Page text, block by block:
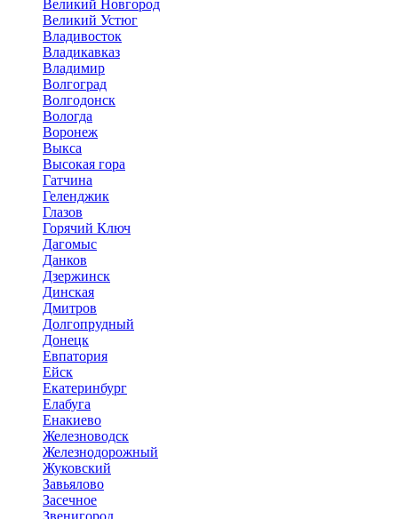
Великий Новгород
Великий Устюг
Владивосток
Владикавказ
Владимир
Волгоград
Волгодонск
Вологда
Воронеж
Выкса
Высокая гора
Гатчина
Геленджик
Глазов
Горячий Ключ
Дагомыс
Данков
Дзержинск
Динская
Дмитров
Долгопрудный
Донецк
Евпатория
Ейск
Екатеринбург
Елабуга
Енакиево
Железноводск
Железнодорожный
Жуковский
Завьялово
Засечное
Звенигород